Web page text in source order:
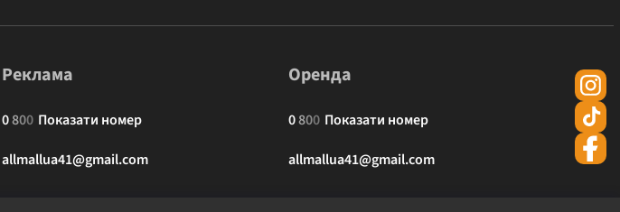
Реклама
0800 Показати номер
allmallua41@gmail.com
Оренда
0800 Показати номер
allmallua41@gmail.com